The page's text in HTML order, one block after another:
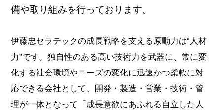
備や取り組みを行っております。
伊藤忠セラテックの成長戦略を支える原動力は“人材
力”です。独自性のある高い技術力を武器に、常に変
化する社会環境やニーズの変化に迅速かつ柔軟に対
応できる会社として、 開発・製造・営業・技術・管
理が一体となって「成長意欲にあふれる自立した人